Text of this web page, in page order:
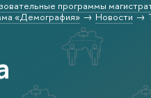
программы
«Демография» Новости